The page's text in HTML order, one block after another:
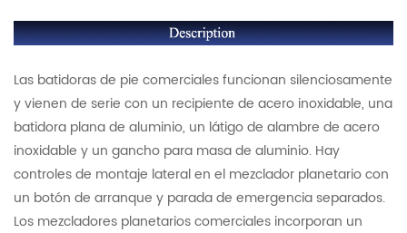
Las batidoras de pie comerciales funcionan silenciosamente
y vienen de serie con un recipiente de acero inoxidable, una
batidora plana de aluminio, un látigo de alambre de acero
inoxidable y un gancho para masa de aluminio. Hay
controles de montaje lateral en el mezclador planetario con
un botón de arranque y parada de emergencia separados.
Los mezcladores planetarios comerciales incorporan un